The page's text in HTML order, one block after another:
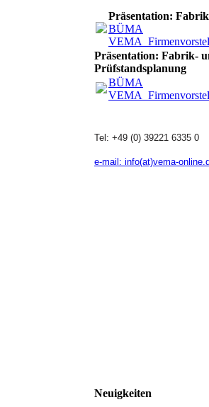
Präsentation:
BÜMA
Präsentation: Fabrik-
Prüfstandsplanung
BÜMA
Tel: +49 (0) 39221 6335 0
e-mail: info(at)vema-
Neuigkeiten